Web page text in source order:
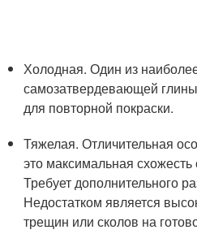
Холодная. Один из
самозатвердевающей
для повторной покраски.
Тяжелая. Отличительная
это максимальная
Требует дополнительного
Недостатком является
трещин или сколов на